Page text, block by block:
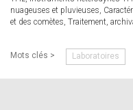
nuageuses et pluvieuses,
et des comètes, Traitement,
Mots clés > Laboratoires